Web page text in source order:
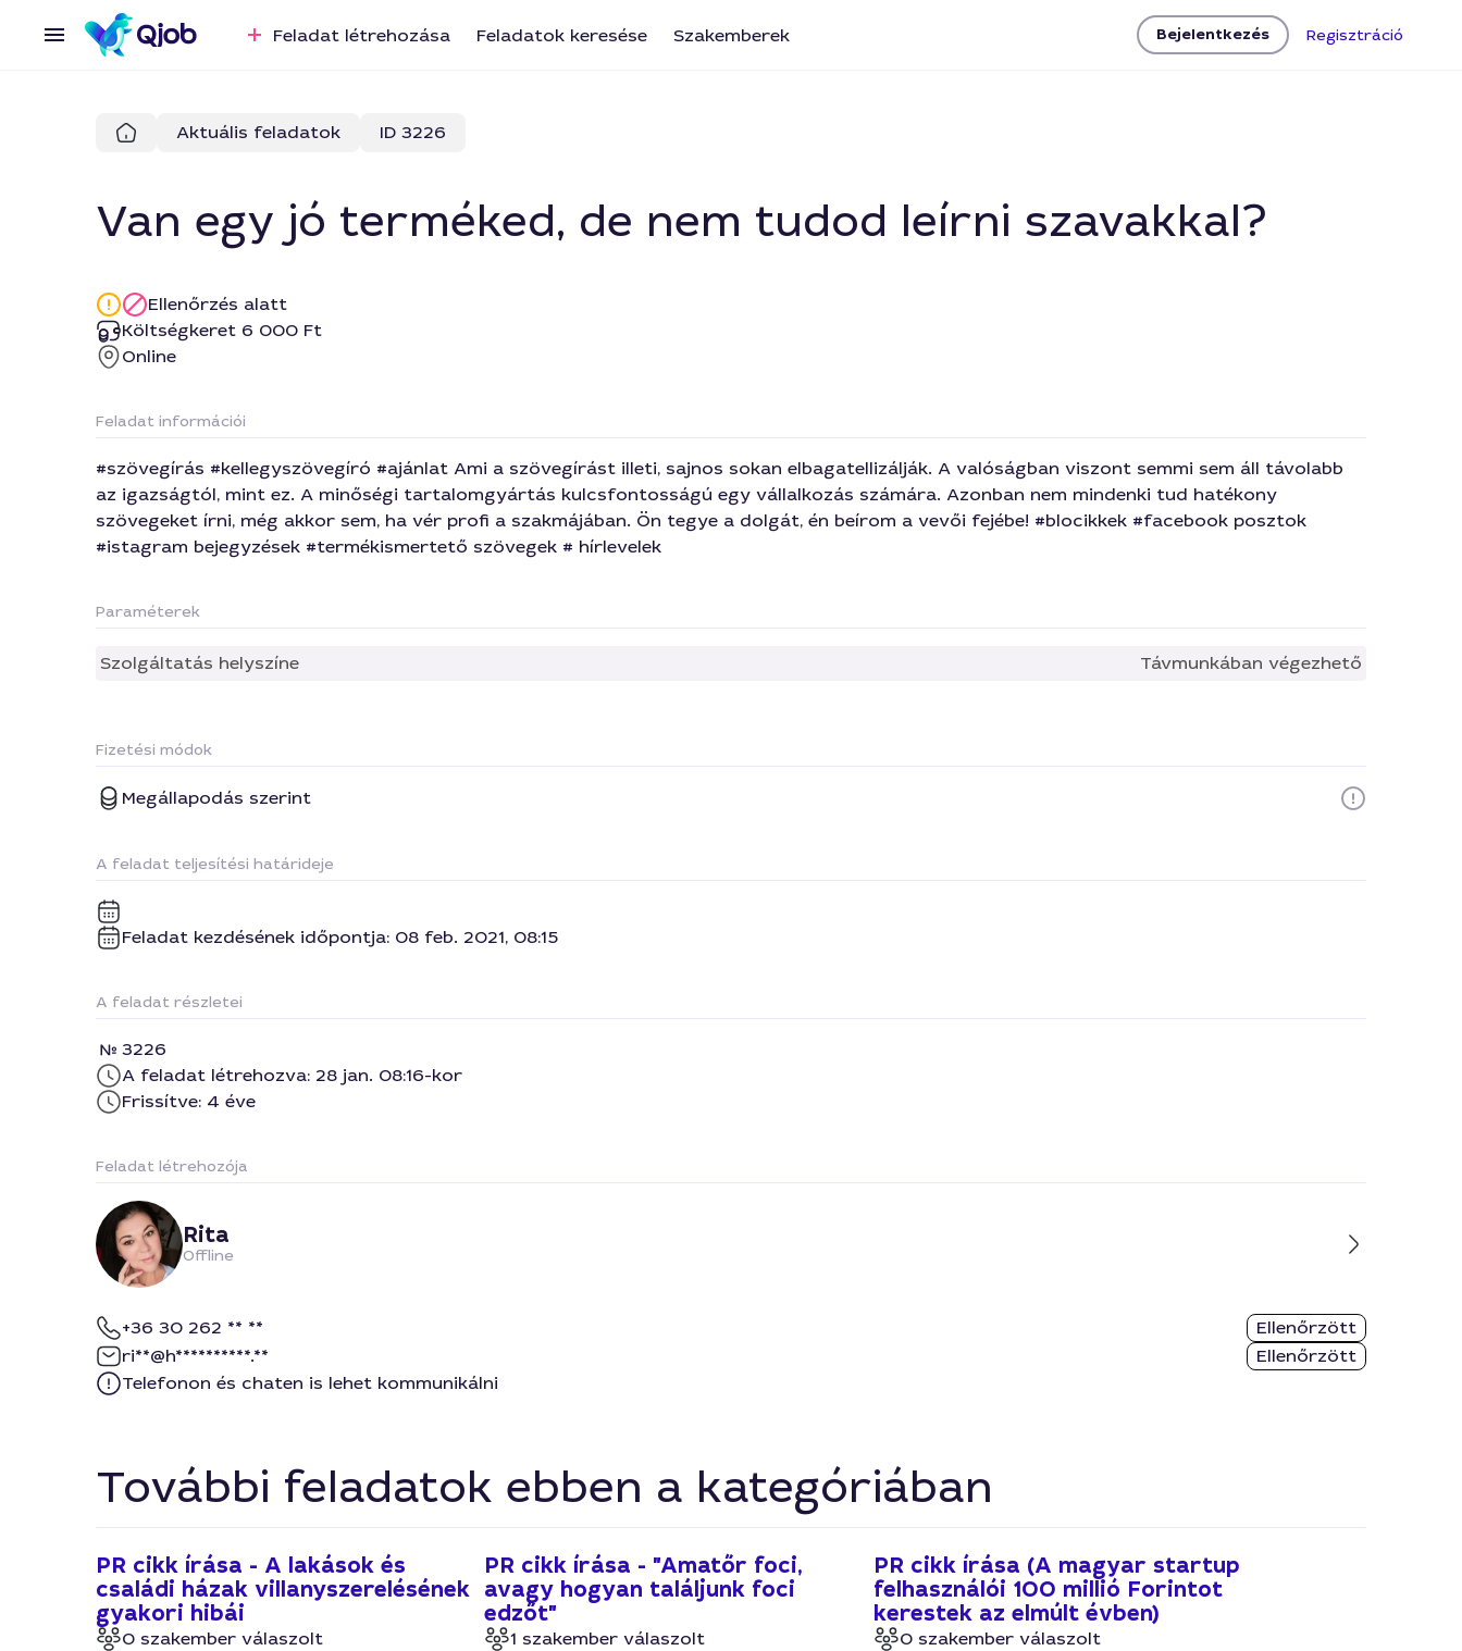
Feladat létrehozása Feladatok keresése Szakemberek Bejelentkezés Regisztráció
Aktuális feladatok ID 3226
Van egy jó terméked, de nem tudod leírni szavakkal?
Ellenőrzés alatt
Költségkeret 6 000 Ft
Online
Feladat információi
#szövegírás #kellegyszövegíró #ajánlat Ami a szövegírást illeti, sajnos sokan elbagatellizálják. A valóságban viszont semmi sem áll távolabb
az igazságtól, mint ez. A minőségi tartalomgyártás kulcsfontosságú egy vállalkozás számára. Azonban nem mindenki tud hatékony
szövegeket írni, még akkor sem, ha vér profi a szakmájában. Ön tegye a dolgát, én beírom a vevői fejébe! #blocikkek #facebook posztok
#istagram bejegyzések #termékismertető szövegek # hírlevelek
Paraméterek
Szolgáltatás helyszíne Távmunkában végezhető
Fizetési módok
Megállapodás szerint
A feladat teljesítési határideje
Feladat kezdésének időpontja: 08 feb. 2021, 08:15
A feladat részletei
3226
A feladat létrehozva: 28 jan. 08:16-kor
Frissítve: 4 éve
Feladat létrehozója
Rita
Offline
+36 30 262 ** **
Ellenőrzött
ri**@h**********.**
Ellenőrzött
Telefonon és chaten is lehet kommunikálni
További feladatok ebben a kategóriában
PR cikk írása - A lakások és
családi házak villanyszerelésének
gyakori hibái
0 szakember válaszolt
PR cikk írása - "Amatőr foci,
avagy hogyan találjunk foci
edzőt"
1 szakember válaszolt
PR cikk írása (A magyar startup
felhasználói 100 millió Forintot
kerestek az elmúlt évben)
0 szakember válaszolt